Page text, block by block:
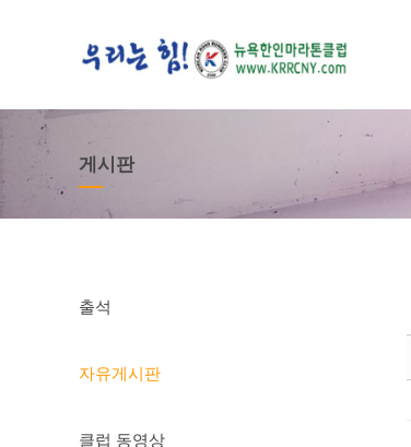
게시판
출석
자유게시판
클럽 동영상